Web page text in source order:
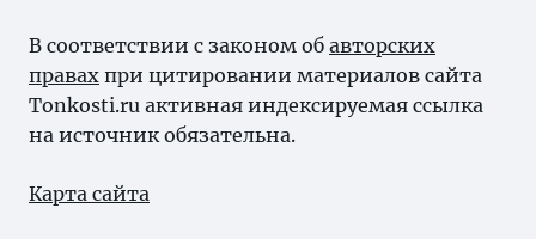
В соответствии с законом об авторских
правах при цитировании материалов сайта
Tonkosti.ru активная индексируемая ссылка
на источник обязательна.
Карта сайта